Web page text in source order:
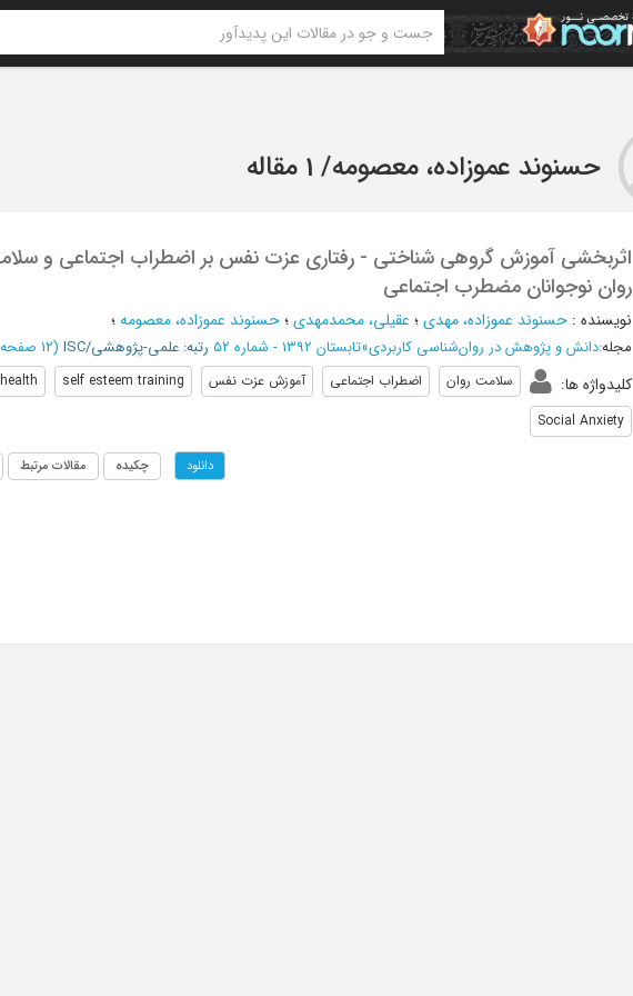
حسنوند عموزاده، معصومه/ 1 مقاله
اثربخشی آموزش گروهی شناختی - رفتاری عزت نفس بر اضطراب اجتماعی و
روان نوجوانان مضطرب اجتماعی
نویسنده : حسنوند عموزاده، مهدی؛ عقیلی، محمدمهدی؛حسنوند عموزاده، معصومه؛
مجله:دانش و پژوهش در روان‌شناسی کاربردی»تابستان 1392 - شماره 52 رتبه: علمی-پژوهشی/ISC (‎12 صفحه -
کلیدواژه ها: سلامت روان اضطراب اجتماعی آموزش عزت نفس self esteem training
Social Anxiety
دانلود چکیده مقالات مرتبط